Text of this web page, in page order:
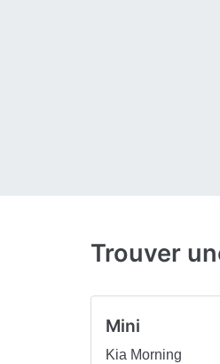
Trouver
Mini
Kia Morning